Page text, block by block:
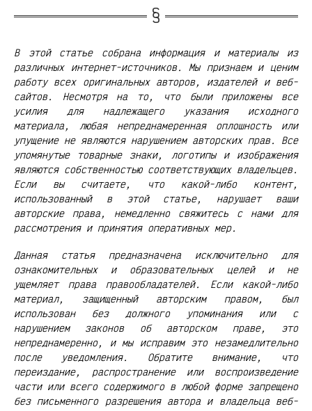
В этой статье собрана информация и материалы из
различных интернет-источников. Мы признаем и ценим
работу всех оригинальных авторов, издателей и веб-
сайтов. Несмотря на то, что были приложены все
усилия для надлежащего указания исходного
материала, любая непреднамеренная оплошность или
упущение не являются нарушением авторских прав. Все
упомянутые товарные знаки, логотипы и изображения
являются собственностью соответствующих владельцев.
Если вы считаете, что какой-либо контент,
использованный в этой статье, нарушает ваши
авторские права, немедленно свяжитесь с нами для
рассмотрения и принятия оперативных мер.
Данная статья предназначена исключительно для
ознакомительных и образовательных целей и не
ущемляет права правообладателей. Если какой-либо
материал, защищенный авторским правом, был
использован без должного упоминания или с
нарушением законов об авторском праве, это
непреднамеренно, и мы исправим это незамедлительно
после уведомления. Обратите внимание, что
переиздание, распространение или воспроизведение
части или всего содержимого в любой форме запрещено
без письменного разрешения автора и владельца веб-